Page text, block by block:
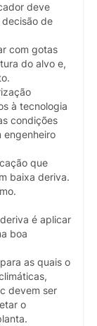
deve
de
com gotas
do alvo e,
à tecnologia
condições
engenheiro
que
baixa deriva.
é aplicar
boa
as quais o
devem ser
o